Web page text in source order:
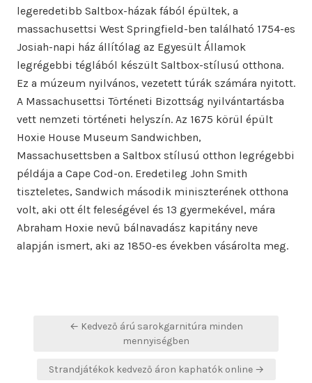
legeredetibb Saltbox-házak fából épültek, a
massachusettsi West Springfield-ben található 1754-es
Josiah-napi ház állítólag az Egyesült Államok
legrégebbi téglából készült Saltbox-stílusú otthona.
Ez a múzeum nyilvános, vezetett túrák számára nyitott.
A Massachusettsi Történeti Bizottság nyilvántartásba
vett nemzeti történeti helyszín. Az 1675 körül épült
Hoxie House Museum Sandwichben,
Massachusettsben a Saltbox stílusú otthon legrégebbi
példája a Cape Cod-on. Eredetileg John Smith
tiszteletes, Sandwich második miniszterének otthona
volt, aki ott élt feleségével és 13 gyermekével, mára
Abraham Hoxie nevű bálnavadász kapitány neve
alapján ismert, aki az 1850-es években vásárolta meg.
Bejegyzés← Kedvező árú sarokgarnitúra minden
mennyiségben
Strandjátékok kedvező áron kaphatók online →